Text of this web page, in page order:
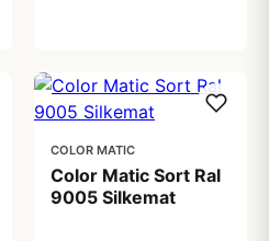
COLOR MATIC
Color Matic Sort Ral
9005 Silkemat